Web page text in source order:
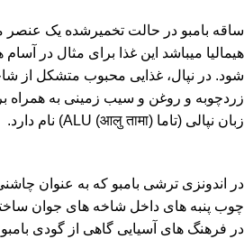
ساقه بامبو در حالت تخمیرشده یک عنصر
شود. در نپال، غذایی محبوب متشکل از
زردچوبه و روغن و سیب زمینی به
زبان نپالی (تاما ALU (आलु तामा)) نام دارد.
در اندونزی ترشی بامبو که به عنوان
چوب پنبه های داخل شاخه های جوان
در فرهنگ های آسیایی گاهی از گودی